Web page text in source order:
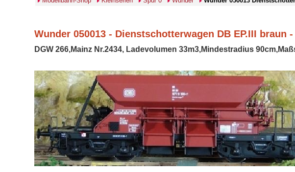
Wunder 050013 - Dienstschotterwagen DB EP.III braun
DGW 266,Mainz Nr.2434, Ladevolumen 33m3,Mindestradius